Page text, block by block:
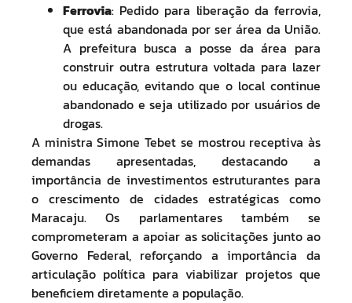
Ferrovia: Pedido para liberação da ferrovia,
que está abandonada por ser área da União.
A prefeitura busca a posse da área para
construir outra estrutura voltada para lazer
ou educação, evitando que o local continue
abandonado e seja utilizado por usuários de
drogas.
A ministra Simone Tebet se mostrou receptiva às
demandas apresentadas, destacando a
importância de investimentos estruturantes para
o crescimento de cidades estratégicas como
Maracaju. Os parlamentares também se
comprometeram a apoiar as solicitações junto ao
Governo Federal, reforçando a importância da
articulação política para viabilizar projetos que
beneficiem diretamente a população.